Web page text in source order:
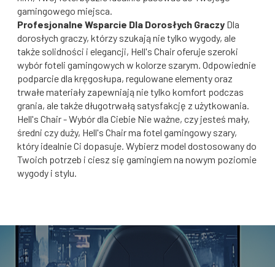
gamingowego miejsca.
Profesjonalne Wsparcie Dla Dorosłych Graczy Dla
dorosłych graczy, którzy szukają nie tylko wygody, ale
także solidności i elegancji, Hell's Chair oferuje szeroki
wybór foteli gamingowych w kolorze szarym. Odpowiednie
podparcie dla kręgosłupa, regulowane elementy oraz
trwałe materiały zapewniają nie tylko komfort podczas
grania, ale także długotrwałą satysfakcję z użytkowania.
Hell's Chair - Wybór dla Ciebie Nie ważne, czy jesteś mały,
średni czy duży, Hell's Chair ma fotel gamingowy szary,
który idealnie Ci dopasuje. Wybierz model dostosowany do
Twoich potrzeb i ciesz się gamingiem na nowym poziomie
wygody i stylu.